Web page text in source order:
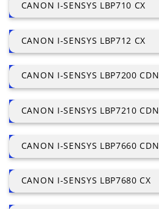
CANON I-SENSYS LBP710 CX
CANON I-SENSYS LBP712 CX
CANON I-SENSYS LBP7200 CDN
CANON I-SENSYS LBP7210 CDN
CANON I-SENSYS LBP7660 CDN
CANON I-SENSYS LBP7680 CX